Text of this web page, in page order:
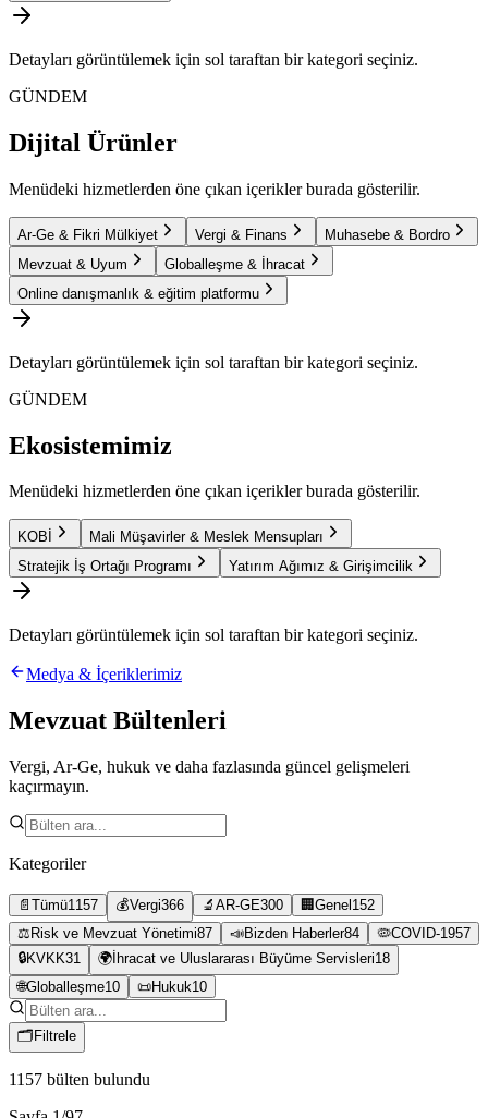
Detayları görüntülemek için sol taraftan bir kategori seçiniz.
GÜNDEM
Dijital Ürünler
Menüdeki hizmetlerden öne çıkan içerikler burada gösterilir.
Ar-Ge & Fikri Mülkiyet Vergi & Finans
Muhasebe & Bordro
Mevzuat & Uyum
Globalleşme & İhracat
Online danışmanlık & eğitim platformu
Detayları görüntülemek için sol taraftan bir kategori seçiniz.
GÜNDEM
Ekosistemimiz
Menüdeki hizmetlerden öne çıkan içerikler burada gösterilir.
KOBİ
Mali Müşavirler & Meslek Mensupları
Stratejik İş Ortağı Programı
Yatırım Ağımız & Girişimcilik
Detayları görüntülemek için sol taraftan bir kategori seçiniz.
Medya & İçeriklerimiz
Mevzuat Bültenleri
Vergi, Ar-Ge, hukuk ve daha fazlasında güncel gelişmeleri
kaçırmayın.
Kategoriler
📄 Tümü1157 💰Vergi366 🔬 AR-GE300 🏢 Genel 152
⚖️ Risk ve Mevzuat Yönetimi87 📣Bizden Haberler84 🦠COVID-1957
🔒KVKK31 🌍 İhracat ve Uluslararası Büyüme Servisleri18
🌐Globalleşme10 📜Hukuk10
🗂 Filtrele
1157 bülten bulundu